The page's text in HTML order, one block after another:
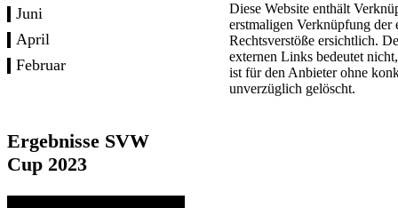
Juni
April
Februar
Ergebnisse SVW
Cup 2023
Diese Website enthält
erstmaligen Verknüpfung der
Rechtsverstöße ersichtlich.
externen Links bedeutet
ist für den Anbieter ohne
unverzüglich gelöscht.